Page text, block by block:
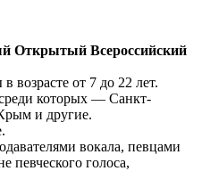
Открытый Всероссийский
возрасте от 7 до 22 лет.
которых — Санкт-
и другие.
вокала, певцами
певческого голоса,